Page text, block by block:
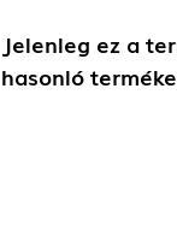
Jelenleg ez a
hasonló